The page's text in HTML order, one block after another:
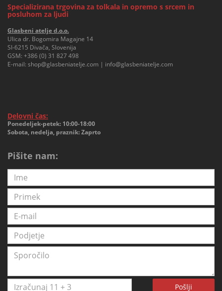
Specializirana trgovina za tolkala in opremo s srcem in
posluhom za ljudi
Glasbeni atelje d.o.o.
Ulica dr. Bogomira Magajne 14
SI-6215 Divača, Slovenija
GSM: +386 (0) 31 827 498
E-mail: shop@glasbeniatelje.com | info@glasbeniatelje.com
Delovni čas:
Ponedeljek-petek: 10:00-18:00
Sobota, nedelja, praznik: Zaprto
Pišite nam:
Pošlji